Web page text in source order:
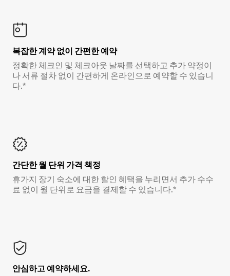
복잡한 계약 없이 간편한 예약
정확한 체크인 및 체크아웃 날짜를 선택하고 추가 약정이
나 서류 절차 없이 간편하게 온라인으로 예약할 수 있습니
다.*
간단한 월 단위 가격 책정
휴가지 장기 숙소에 대한 할인 혜택을 누리면서 추가 수수
료 없이 월 단위로 요금을 결제할 수 있습니다.*
안심하고 예약하세요.